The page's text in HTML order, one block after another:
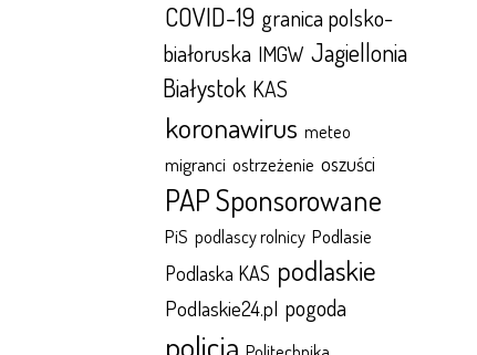
COVID-19 granica polsko-
białoruska IMGW Jagiellonia
Białystok KAS
koronawirus meteo
migranci ostrzeżenie oszuści
PAP Sponsorowane
PiS podlascy rolnicy Podlasie
Podlaska KAS podlaskie
Podlaskie24.pl pogoda
policja